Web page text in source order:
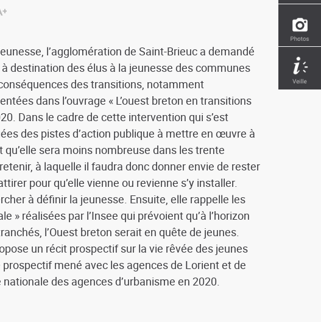
l’agglomération de Saint-Brieuc a demandé
destination des élus à la jeunesse des communes
des transitions, notamment
dans l’ouvrage « L’ouest breton en transitions
Dans le cadre de cette intervention qui s’est
des pistes d’action publique à mettre en œuvre à
sera moins nombreuse dans les trente
à laquelle il faudra donc donner envie de rester
pour qu’elle vienne ou revienne s’y installer.
à définir la jeunesse. Ensuite, elle rappelle les
» réalisées par l’Insee qui prévoient qu’à l’horizon
l’Ouest breton serait en quête de jeunes.
un récit prospectif sur la vie rêvée des jeunes
mené avec les agences de Lorient et de
des agences d’urbanisme en 2020.